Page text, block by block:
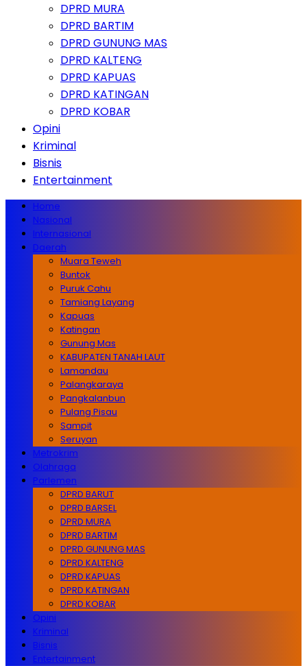
DPRD MURA
DPRD BARTIM
DPRD GUNUNG MAS
DPRD KALTENG
DPRD KAPUAS
DPRD KATINGAN
DPRD KOBAR
Opini
Kriminal
Bisnis
Entertainment
Home
Nasional
Internasional
Daerah
Muara Teweh
Buntok
Puruk Cahu
Tamiang Layang
Kapuas
Katingan
Gunung Mas
KABUPATEN TANAH LAUT
Lamandau
Palangkaraya
Pangkalanbun
Pulang Pisau
Sampit
Seruyan
Metrokrim
Olahraga
Parlemen
DPRD BARUT
DPRD BARSEL
DPRD MURA
DPRD BARTIM
DPRD GUNUNG MAS
DPRD KALTENG
DPRD KAPUAS
DPRD KATINGAN
DPRD KOBAR
Opini
Kriminal
Bisnis
Entertainment